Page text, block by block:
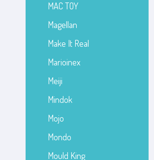
MAC TOY
Magellan
Make It Real
Marioinex
Meiji
Mindok
Mojo
Mondo
Mould King